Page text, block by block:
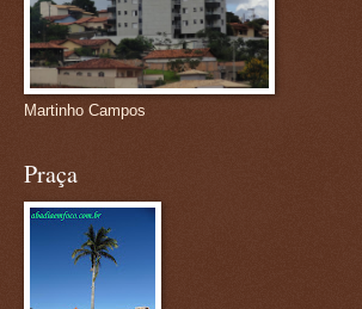
Martinho Campos
Praça